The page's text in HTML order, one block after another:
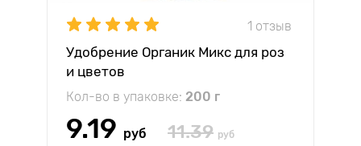
1 отзыв
Удобрение Органик Микс для роз
и цветов
Кол-во в упаковке: 200 г
9.19 руб 11.39 руб